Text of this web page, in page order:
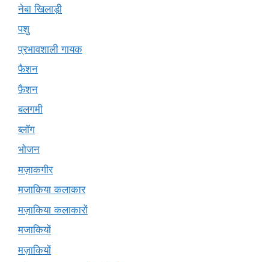
नेबा खिलाड़ी
पशु
प्रभावशाली गायक
फैशन
फ़ैशन
बलगमी
ब्लॉग
भोजन
मज़ाकगीर
मजाकिया कलाकार
मज़ाकिया कलाकारों
मजाकियों
मज़ाकियों